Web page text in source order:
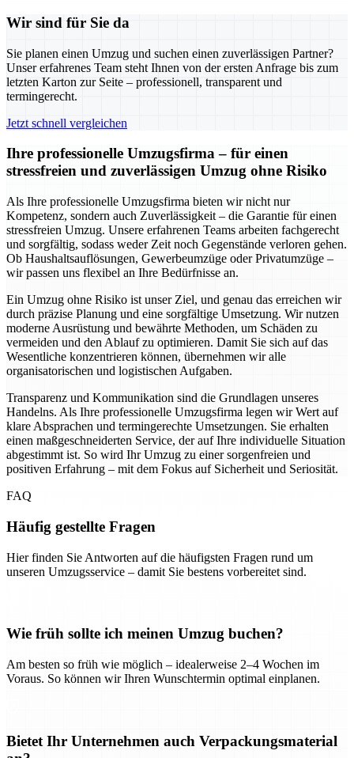
Wir sind für Sie da
Sie planen einen Umzug und suchen einen zuverlässigen Partner?
Unser erfahrenes Team steht Ihnen von der ersten Anfrage bis zum
letzten Karton zur Seite – professionell, transparent und
termingerecht.
Jetzt schnell vergleichen
Ihre professionelle Umzugsfirma – für einen
stressfreien und zuverlässigen Umzug ohne Risiko
Als Ihre professionelle Umzugsfirma bieten wir nicht nur
Kompetenz, sondern auch Zuverlässigkeit – die Garantie für einen
stressfreien Umzug. Unsere erfahrenen Teams arbeiten fachgerecht
und sorgfältig, sodass weder Zeit noch Gegenstände verloren gehen.
Ob Haushaltsauflösungen, Gewerbeumzüge oder Privatumzüge –
wir passen uns flexibel an Ihre Bedürfnisse an.
Ein Umzug ohne Risiko ist unser Ziel, und genau das erreichen wir
durch präzise Planung und eine sorgfältige Umsetzung. Wir nutzen
moderne Ausrüstung und bewährte Methoden, um Schäden zu
vermeiden und den Ablauf zu optimieren. Damit Sie sich auf das
Wesentliche konzentrieren können, übernehmen wir alle
organisatorischen und logistischen Aufgaben.
Transparenz und Kommunikation sind die Grundlagen unseres
Handelns. Als Ihre professionelle Umzugsfirma legen wir Wert auf
klare Absprachen und termingerechte Umsetzungen. Sie erhalten
einen maßgeschneiderten Service, der auf Ihre individuelle Situation
abgestimmt ist. So wird Ihr Umzug zu einer sorgenfreien und
positiven Erfahrung – mit dem Fokus auf Sicherheit und Seriosität.
FAQ
Häufig gestellte Fragen
Hier finden Sie Antworten auf die häufigsten Fragen rund um
unseren Umzugsservice – damit Sie bestens vorbereitet sind.
Wie früh sollte ich meinen Umzug buchen?
Am besten so früh wie möglich – idealerweise 2–4 Wochen im
Voraus. So können wir Ihren Wunschtermin optimal einplanen.
Bietet Ihr Unternehmen auch Verpackungsmaterial